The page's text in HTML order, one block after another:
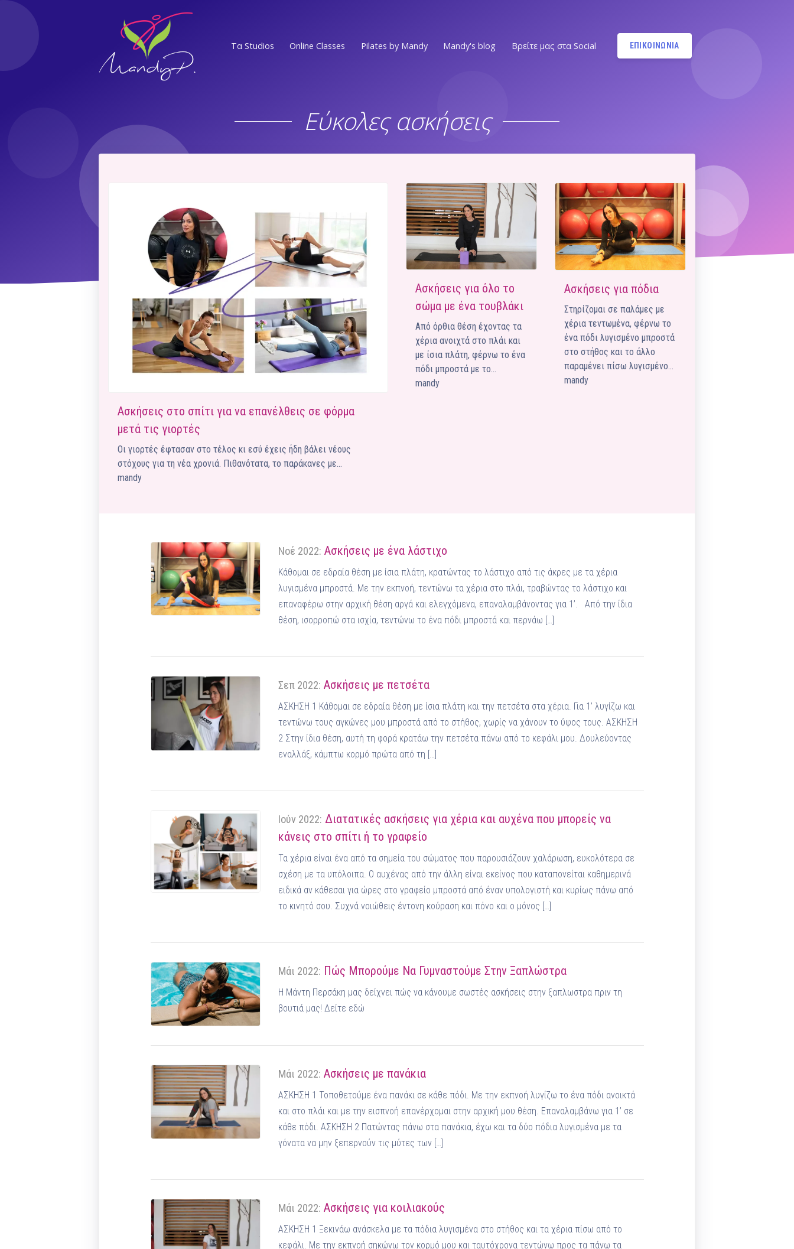
Τα Studios
ΕΛΛΗΝΙΚO
Ν.ΨΥΧΙΚO
Ένας χώρος ευεξίας στην καρδιά του Νέου Ψυχικού
ΝΜ
Ν.ΜΑΚΡΗ
Ένα μεγάλο και όμορφο γυμναστήριο κοντά στη θάλασσα
Κ
ΚΟΡΥΔΑΛΛOΣ
Το pilates έχει τον δικό του καταπληκτικό χώρο στον
Κορυδαλλό
ΠΕΥ
ΠΕΥΚΗ
Η εξέλιξη της ευεξίας στην Πεύκη
Προορισμός Pilates στην Καρδιά της Πόλης
Online Classes Pilates by Mandy Mandy's blog
MEDIA PRESS
VIDEOS
WORKOUTS
ΟΛΑ ΤΑ ΑΡΘΡΑ
Βρείτε μας στα Social
Pilates by Mandy
FACEBOOK ΕΛΛΗΝΙΚΟΥ
Pilates by Mandy
FACEBOOK ΑΛΙΜΟΥ
FACEBOOK N.ΨΥΧΙΚΟΥ
Pilates by Mandy
FACEBOOK N.ΜΑΚΡΗΣ
Pilates by Mandy
FACEBOOK ΚΟΡΥΔΑΛΛΟΥ
Pilates by Mandy
ΕΠΙΚΟΙΝΩΝΙΑ
Εύκολες ασκήσεις
Ασκήσεις στο σπίτι για να επανέλθεις σε φόρμα
μετά τις γιορτές
Οι γιορτές έφτασαν στο τέλος κι εσύ έχεις ήδη βάλει νέους
στόχους για τη νέα χρονιά. Πιθανότατα, το παράκανες με…
mandy
Ασκήσεις για όλο το
σώμα με ένα τουβλάκι
Από όρθια θέση έχοντας τα
χέρια ανοιχτά στο πλάι και
με ίσια πλάτη, φέρνω το ένα
πόδι μπροστά με το…
mandy
Ασκήσεις για πόδια
Στηρίζομαι σε παλάμες με
χέρια τεντωμένα, φέρνω το
ένα πόδι λυγισμένο μπροστά
στο στήθος και το άλλο
παραμένει πίσω λυγισμένο…
mandy
Νοέ 2022: Ασκήσεις με ένα λάστιχο
Κάθομαι σε εδραία θέση με ίσια πλάτη, κρατώντας το λάστιχο από τις άκρες με τα χέρια
λυγισμένα μπροστά. Με την εκπνοή, τεντώνω τα χέρια στο πλάι, τραβώντας το λάστιχο και
επαναφέρω στην αρχική θέση αργά και ελεγχόμενα, επαναλαμβάνοντας για 1’. Από την ίδια
θέση, ισορροπώ στα ισχία, τεντώνω το ένα πόδι μπροστά και περνάω […]
Σεπ 2022: Ασκήσεις με πετσέτα
ΑΣΚΗΣΗ 1 Κάθομαι σε εδραία θέση με ίσια πλάτη και την πετσέτα στα χέρια. Για 1’ λυγίζω και
τεντώνω τους αγκώνες μου μπροστά από το στήθος, χωρίς να χάνουν το ύψος τους. ΑΣΚΗΣΗ
2 Στην ίδια θέση, αυτή τη φορά κρατάω την πετσέτα πάνω από το κεφάλι μου. Δουλεύοντας
εναλλάξ, κάμπτω κορμό πρώτα από τη […]
Ιούν 2022: Διατατικές ασκήσεις για χέρια και αυχένα που μπορείς να
κάνεις στο σπίτι ή το γραφείο
Τα χέρια είναι ένα από τα σημεία του σώματος που παρουσιάζουν χαλάρωση, ευκολότερα σε
σχέση με τα υπόλοιπα. Ο αυχένας από την άλλη είναι εκείνος που καταπονείται καθημερινά
ειδικά αν κάθεσαι για ώρες στο γραφείο μπροστά από έναν υπολογιστή και κυρίως πάνω από
το κινητό σου. Συχνά νοιώθεις έντονη κούραση και πόνο και ο μόνος […]
Μάι 2022: Πώς Μπορούμε Να Γυμναστούμε Στην Ξαπλώστρα
Η Μάντη Περσάκη μας δείχνει πώς να κάνουμε σωστές ασκήσεις στην ξαπλωστρα πριν τη
βουτιά μας! Δείτε εδώ
Μάι 2022: Ασκήσεις με πανάκια
ΑΣΚΗΣΗ 1 Τοποθετούμε ένα πανάκι σε κάθε πόδι. Με την εκπνοή λυγίζω το ένα πόδι ανοικτά
και στο πλάι και με την εισπνοή επανέρχομαι στην αρχική μου θέση. Επαναλαμβάνω για 1’ σε
κάθε πόδι. ΑΣΚΗΣΗ 2 Πατώντας πάνω στα πανάκια, έχω και τα δύο πόδια λυγισμένα με τα
γόνατα να μην ξεπερνούν τις μύτες των […]
Μάι 2022: Ασκήσεις για κοιλιακούς
ΑΣΚΗΣΗ 1 Ξεκινάω ανάσκελα με τα πόδια λυγισμένα στο στήθος και τα χέρια πίσω από το
κεφάλι. Με την εκπνοή σηκώνω τον κορμό μου και ταυτόχρονα τεντώνω προς τα πάνω τα